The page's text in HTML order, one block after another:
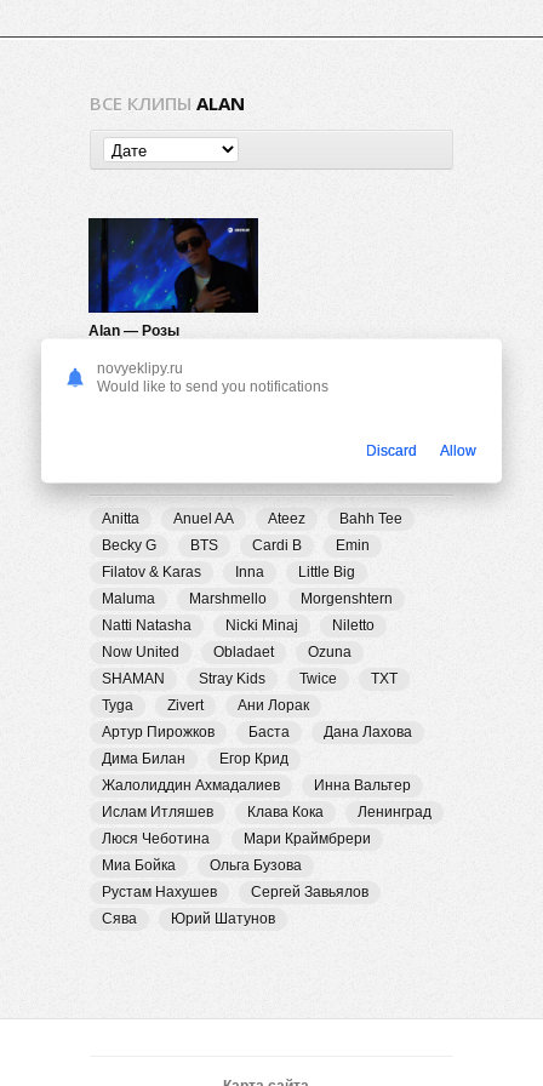
ВСЕ КЛИПЫ ALAN
Alan — Розы
Anitta Anuel AA Ateez
Bahh Tee
Becky G
BTS Cardi B
Emin
Filatov & Karas
Inna
Little Big
Maluma
Marshmello
Morgenshtern
Natti Natasha
Nicki Minaj
Niletto
Now United
Obladaet
Ozuna
SHAMAN
Stray Kids Twice
TXT
Tyga
Zivert
Ани Лорак
Артур Пирожков
Баста
Дана Лахова
Дима Билан
Егор Крид
Жалолиддин Ахмадалиев
Инна Вальтер
Ислам Итляшев
Клава Кока
Ленинград
Люся Чеботина
Мари Краймбрери
Миа Бойка
Ольга Бузова
Рустам Нахушев
Сергей Завьялов
Сява
Юрий Шатунов
novyeklipy.ru
Would like to send you notifications
Discard Allow